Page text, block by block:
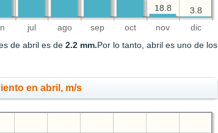
jul ago sep oct nov dic
3.8
18.8 3.8
18.8
de abril es de2.2 mm.Por lo tanto, abril es uno de los
en abril, m/s